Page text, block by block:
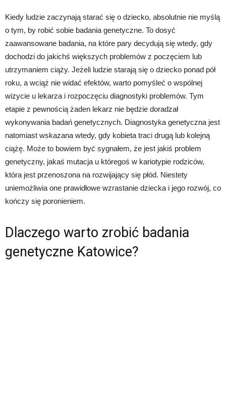
Kiedy ludzie zaczynają starać się o dziecko, absolutnie nie myślą
o tym, by robić sobie badania genetyczne. To dosyć
zaawansowane badania, na które pary decydują się wtedy, gdy
dochodzi do jakichś większych problemów z poczęciem lub
utrzymaniem ciąży. Jeżeli ludzie starają się o dziecko ponad pół
roku, a wciąż nie widać efektów, warto pomyśleć o wspólnej
wizycie u lekarza i rozpoczęciu diagnostyki problemów. Tym
etapie z pewnością żaden lekarz nie będzie doradzał
wykonywania badań genetycznych. Diagnostyka genetyczna jest
natomiast wskazana wtedy, gdy kobieta traci drugą lub kolejną
ciążę. Może to bowiem być sygnałem, że jest jakiś problem
genetyczny, jakaś mutacja u któregoś w kariotypie rodziców,
która jest przenoszona na rozwijający się płód. Niestety
uniemożliwia one prawidłowe wzrastanie dziecka i jego rozwój, co
kończy się poronieniem.
Dlaczego warto zrobić badania
genetyczne Katowice?